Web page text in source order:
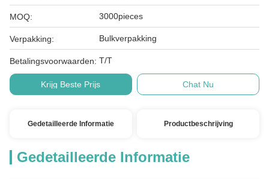
MOQ: 3000pieces
Verpakking: Bulkverpakking
Betalingsvoorwaarden: T/T
Krijg Beste Prijs Chat Nu
Gedetailleerde Informatie Productbeschrijving
Gedetailleerde Informatie